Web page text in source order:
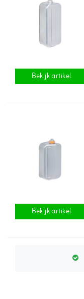
Bekijk artikel
Bekijk artikel